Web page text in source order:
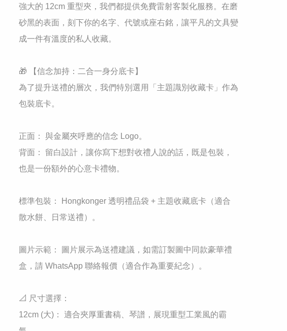
強大的 12cm 重型夾，我們都提供免費雷射客製化服務。在磨
砂黑的表面，刻下你的名字、代號或座右銘，讓平凡的文具變
成一件有溫度的私人收藏。
​🎁 【信念加持：二合一身分底卡】
為了提升送禮的層次，我們特別選用「主題識別收藏卡」作為
包裝底卡。
​正面： 與金屬夾呼應的信念 Logo。
​背面： 留白設計，讓你寫下想對收禮人說的話，既是包裝，
也是一份額外的心意卡禮物。
標準包裝： Hongkonger 透明禮品袋 + 主題收藏底卡（適合
散水餅、日常送禮）。
​圖片示範： 圖片展示為送禮建議，如需訂製圖中同款豪華禮
盒，請 WhatsApp 聯絡報價（適合作為重要紀念）。
​📐 尺寸選擇：
​12cm (大)： 適合夾厚重書稿、琴譜，展現重型工業風的霸